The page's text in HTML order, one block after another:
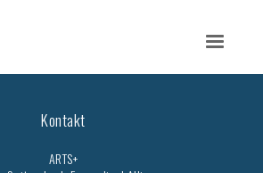
Kontakt
ARTS+